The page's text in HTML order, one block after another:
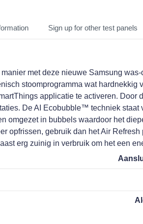
Sign up for other test panels
met deze nieuwe Samsung
stoomprogramma wat
applicatie te activeren.
De AI Ecobubble™ techniek
omgezet in bubbels waardoor het
opfrissen, gebruik dan het Air
erg zuinig in verbruik om het een